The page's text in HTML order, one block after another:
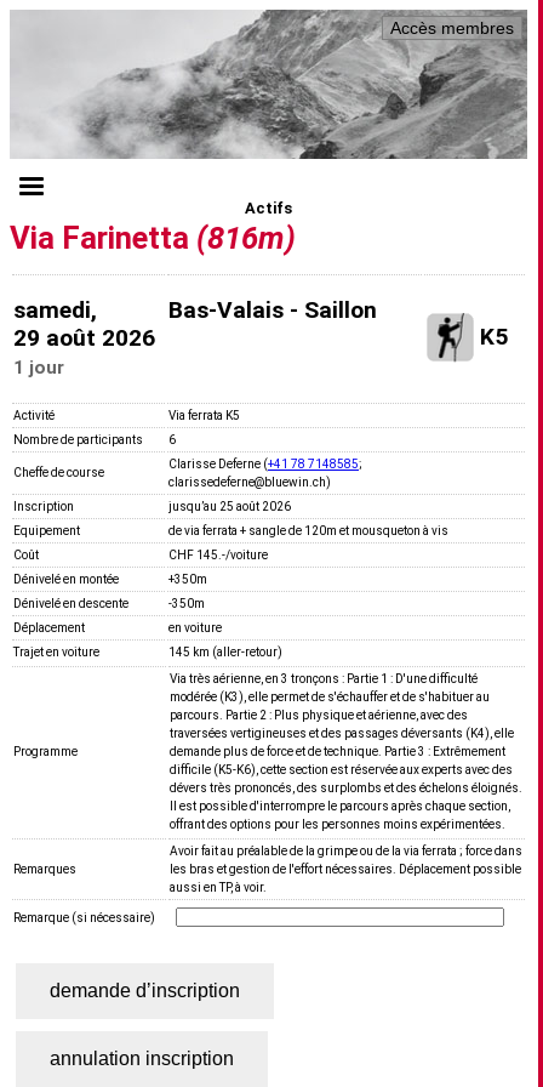
Accès membres
Actifs
Via Farinetta (816m)
samedi,
29 août 2026
1 jour
Bas-Valais - Saillon
K5
Activité
Via ferrata K5
Nombre de participants
6
Cheffe de course
Clarisse Deferne (+41 78 7148585;
clarissedeferne@bluewin.ch)
Inscription
jusquʼau 25 août 2026
Equipement
de via ferrata + sangle de 120m et mousqueton à vis
Coût
CHF 145.-/voiture
Dénivelé en montée
+350m
Dénivelé en descente
-350m
Déplacement
en voiture
Trajet en voiture
145 km (aller-retour)
Programme
Via très aérienne, en 3 tronçons : Partie 1 : D'une difficulté
modérée (K3), elle permet de s'échauffer et de s'habituer au
parcours. Partie 2 : Plus physique et aérienne, avec des
traversées vertigineuses et des passages déversants (K4), elle
demande plus de force et de technique. Partie 3 : Extrêmement
difficile (K5-K6), cette section est réservée aux experts avec des
dévers très prononcés, des surplombs et des échelons éloignés.
Il est possible d'interrompre le parcours après chaque section,
offrant des options pour les personnes moins expérimentées.
Remarques
Avoir fait au préalable de la grimpe ou de la via ferrata ; force dans
les bras et gestion de l'effort nécessaires. Déplacement possible
aussi en TP, à voir.
Remarque (si nécessaire)